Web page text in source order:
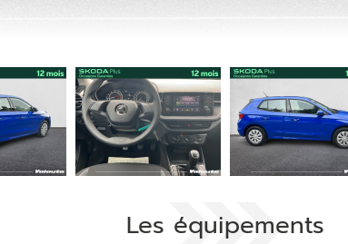
Les équipements